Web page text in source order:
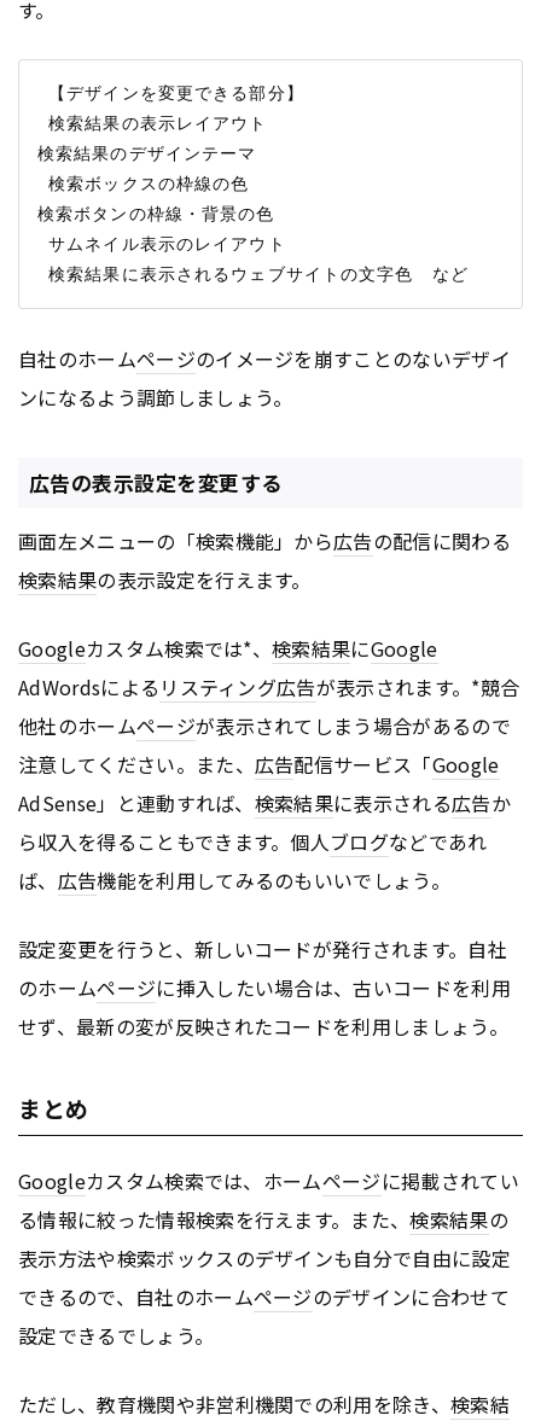
す。
検索結果の表示レイアウト
検索結果のデザインテーマ
検索ボックスの枠線の色
検索ボタンの枠線・背景の色
サムネイル表示のレイアウト
自社のホームページのイメージを崩すことのないデザイ
ンになるよう調節しましょう。
広告の表示設定を変更する
画面左メニューの「検索機能」から広告の配信に関わる
検索結果の表示設定を行えます。
Googleカスタム検索では*、検索結果にGoogle
AdWordsによる リスティング広告が表示されます。*競合
他社のホームページが表示されてしまう場合があるので
注意してください。また、 広告配信サービス「Google
AdSense」と連動すれば、 検索結果に表示される広告か
ら収入を得ることもできます。個人ブログなどであれ
ば、 広告機能を利用してみるのもいいでしょう。
設定変更を行うと、新しいコードが発行されます。自社
のホームページに挿入したい場合は、古いコードを利用
せず、最新の変が反映されたコードを利用しましょう。
まとめ
Googleカスタム検索では、ホームページに掲載されてい
る情報に絞った情報検索を行えます。また、検索結果の
表示方法や検索ボックスのデザインも自分で自由に設定
できるので、自社のホームページのデザインに合わせて
設定できるでしょう。
ただし、教育機関や非営利機関での利用を除き、検索結